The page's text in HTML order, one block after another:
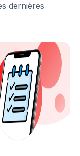
dernières